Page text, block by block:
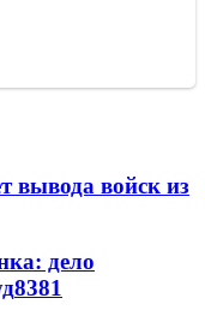
вывода войск из
дело
8381